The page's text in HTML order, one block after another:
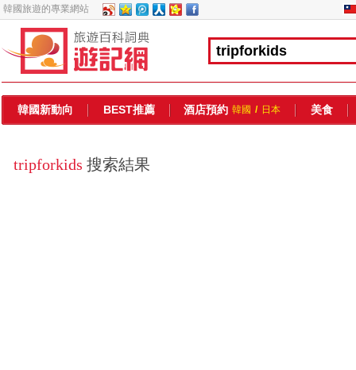
韓國旅遊的專業網站
韓國新動向 BEST推薦 酒店預約 韓國 / 日本 美食
tripforkids 搜索結果